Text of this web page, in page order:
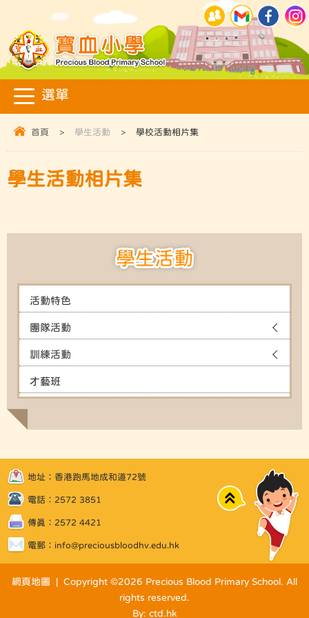
首頁 > 學生活動 > 學校活動相片集
學生活動相片集
學生活動
活動特色
團隊活動
訓練活動
才藝班
地址：香港跑馬地成和道72號
電話：2572 3851
傳真：2572 4421
電郵： info@preciousbloodhv.edu.hk
Top
網頁地圖 | Copyright ©2026 Precious Blood Primary School. All
rights reserved.
By: ctd.hk